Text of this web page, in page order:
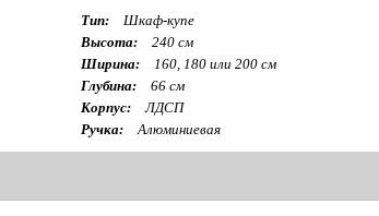
Тип:
Шкаф-купе
Высота:
240 см
Ширина:
160, 180 или 200 см
Глубина:
66 см
Корпус:
ЛДСП
Ручка:
Алюминиевая